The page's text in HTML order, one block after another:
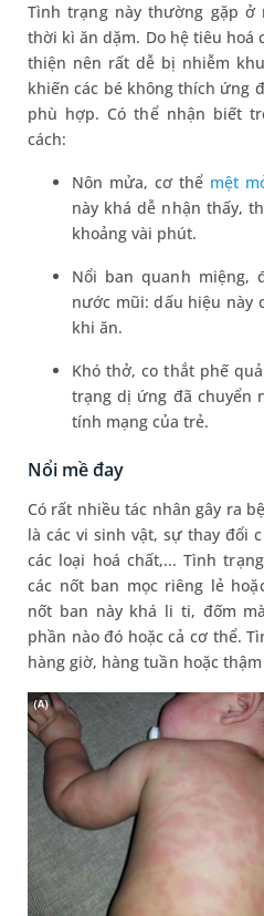
Tình trạng này thường gặp
thời kì ăn dặm. Do hệ tiêu hoá
thiện nên rất dễ bị nhiễm
khiến các bé không thích ứng
phù hợp. Có thể nhận biết
cách:
Nôn mửa, cơ thể mệt
này khá dễ nhận thấy,
khoảng vài phút.
Nổi ban quanh miệng,
nước mũi: dấu hiệu này
khi ăn.
Khó thở, co thắt phế
trạng dị ứng đã chuyển
tính mạng của trẻ.
Nổi mề đay
Có rất nhiều tác nhân gây ra
là các vi sinh vật, sự thay đổi
các loại hoá chất,... Tình
các nốt ban mọc riêng lẻ
nốt ban này khá li ti, đốm
phần nào đó hoặc cả cơ thể.
hàng giờ, hàng tuần hoặc